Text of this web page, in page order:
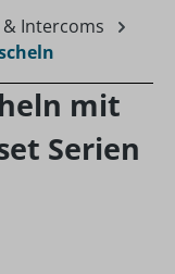
Intercoms
mit
Serien